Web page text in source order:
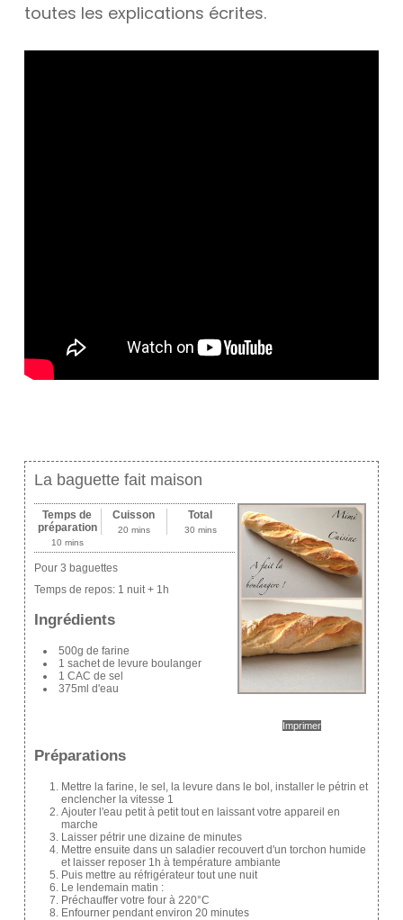
toutes les explications écrites.
La baguette fait maison
Imprimer
Temps de
préparation
10 mins
Cuisson
20 mins
Total
30 mins
Pour 3 baguettes
Temps de repos: 1 nuit + 1h
Ingrédients
500g de farine
1 sachet de levure boulanger
1 CAC de sel
375ml d'eau
Préparations
Mettre la farine, le sel, la levure dans le bol, installer le pétrin et
enclencher la vitesse 1
Ajouter l'eau petit à petit tout en laissant votre appareil en
marche
Laisser pétrir une dizaine de minutes
Mettre ensuite dans un saladier recouvert d'un torchon humide
et laisser reposer 1h à température ambiante
Puis mettre au réfrigérateur tout une nuit
Le lendemain matin :
Préchauffer votre four à 220°C
Enfourner pendant environ 20 minutes